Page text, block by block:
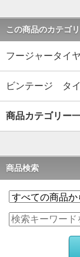
この商品のカテゴ
フージャータイ
ビンテージ タ
商品カテゴリー
商品検索